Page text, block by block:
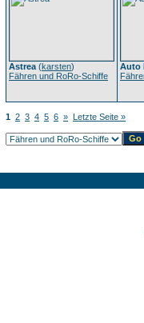
Astrea (karsten)
Fähren und RoRo-Schiffe
Auto
1 2 3 4 5 6 » Letzte Seite »